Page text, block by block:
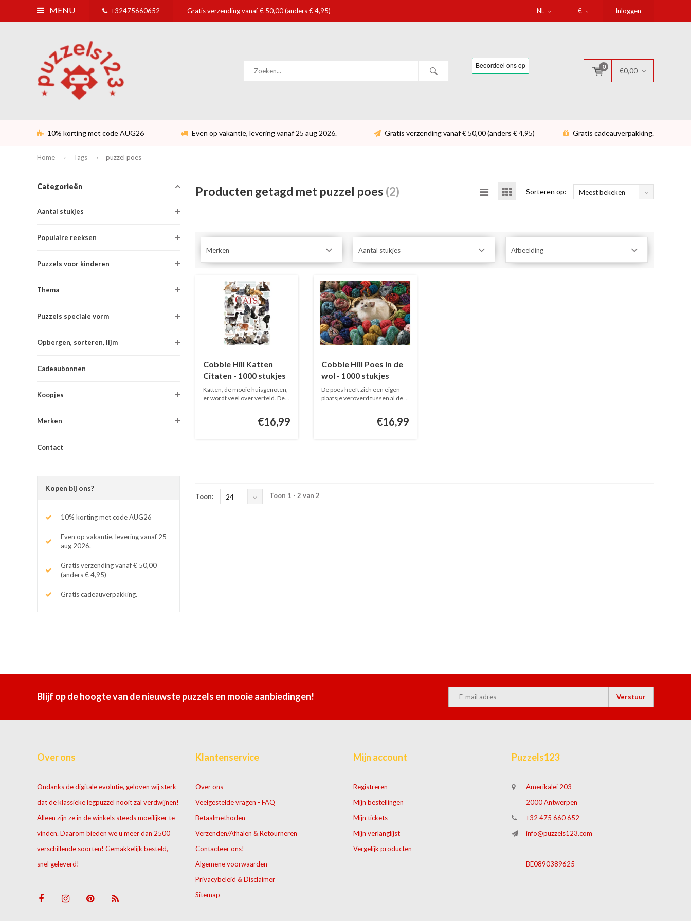
MENU +32475660652 Gratis verzending vanaf € 50,00 (anders € 4,95) NL € Inloggen
0
€0,00
10% korting met code AUG26 Even op vakantie, levering vanaf 25 aug 2026. Gratis verzending vanaf € 50,00 (anders € 4,95) Gratis cadeauverpakking.
Home Tags puzzel poes
Categorieën
Aantal stukjes
Populaire reeksen
Puzzels voor kinderen
Thema
Puzzels speciale vorm
Opbergen, sorteren, lijm
Cadeaubonnen
Koopjes
Merken
Contact
Kopen bij ons?
10% korting met code AUG26
Even op vakantie, levering vanaf 25
aug 2026.
Gratis verzending vanaf € 50,00
(anders € 4,95)
Gratis cadeauverpakking.
Producten getagd met puzzel poes (2) Sorteren op: Meest bekeken
Merken Aantal stukjes Afbeelding
Cobble Hill Katten
Citaten - 1000 stukjes
Katten, de mooie huisgenoten,
er wordt veel over verteld. De...
€16,99
Cobble Hill Poes in de
wol - 1000 stukjes
De poes heeft zich een eigen
plaatsje veroverd tussen al de ...
€16,99
Toon: 24 Toon 1 - 2 van 2
Blijf op de hoogte van de nieuwste puzzels en mooie aanbiedingen! Verstuur
Over ons
Ondanks de digitale evolutie, geloven wij sterk
dat de klassieke legpuzzel nooit zal verdwijnen!
Alleen zijn ze in de winkels steeds moeilijker te
vinden. Daarom bieden we u meer dan 2500
verschillende soorten! Gemakkelijk besteld,
snel geleverd!
Klantenservice
Over ons
Veelgestelde vragen - FAQ
Betaalmethoden
Verzenden/Afhalen & Retourneren
Contacteer ons!
Algemene voorwaarden
Privacybeleid & Disclaimer
Sitemap
Mijn account
Registreren
Mijn bestellingen
Mijn tickets
Mijn verlanglijst
Vergelijk producten
Puzzels123
Amerikalei 203
2000 Antwerpen
+32 475 660 652
info@puzzels123.com
BE0890389625